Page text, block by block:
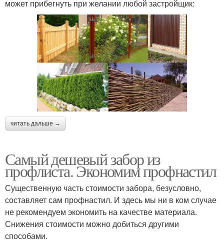
может прибегнуть при желании любой застройщик:
читать дальше →
Самый дешевый забор из
профлиста. Экономим профнастил
Существенную часть стоимости забора, безусловно,
составляет сам профнастил. И здесь мы ни в ком случае
не рекомендуем экономить на качестве материала.
Снижения стоимости можно добиться другими
способами.